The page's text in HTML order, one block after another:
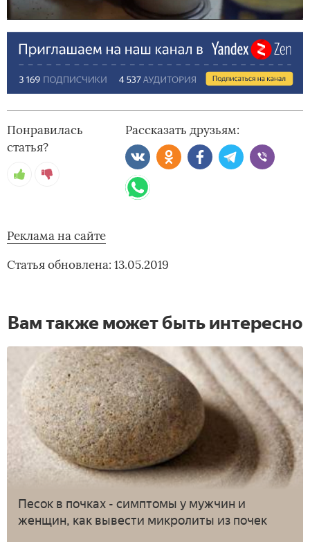
Понравилась
статья?
Рассказать друзьям:
Реклама на сайте
Статья обновлена: 13.05.2019
Вам также может быть интересно
Песок в почках - симптомы у мужчин и
женщин, как вывести микролиты из почек